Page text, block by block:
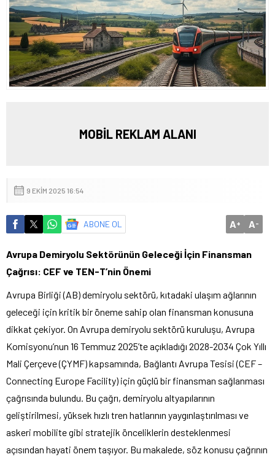
MOBİL REKLAM ALANI
9 EKIM 2025 16:54
ABONE OL A+ A-
Avrupa Demiryolu Sektörünün Geleceği İçin Finansman
Çağrısı: CEF ve TEN-T’nin Önemi
Avrupa Birliği (AB) demiryolu sektörü, kıtadaki ulaşım ağlarının
geleceği için kritik bir öneme sahip olan finansman konusuna
dikkat çekiyor. On Avrupa demiryolu sektörü kuruluşu, Avrupa
Komisyonu’nun 16 Temmuz 2025’te açıkladığı 2028-2034 Çok Yıllı
Mali Çerçeve (ÇYMF) kapsamında, Bağlantı Avrupa Tesisi (CEF –
Connecting Europe Facility) için güçlü bir finansman sağlanması
çağrısında bulundu. Bu çağrı, demiryolu altyapılarının
geliştirilmesi, yüksek hızlı tren hatlarının yaygınlaştırılması ve
askeri mobilite gibi stratejik önceliklerin desteklenmesi
açısından hayati önem taşıyor. Bu makalede, söz konusu çağrının